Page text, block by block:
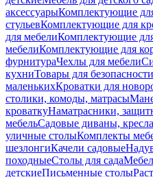
аксессуарыКомплектующие
стульевКомплектующие для
для мебелиКомплектующие
мебелиКомплектующие для
фурнитураЧехлы для мебели
кухниТовары для
маленькихКроватки для
столики, комоды, матрасы
кроваткуНаматрасники,
мебельСадовые диваны, кресла
уличные столыКомплекты
шезлонгиКачели садовые
походныеСтолы для сада
детскиеПисьменные столы